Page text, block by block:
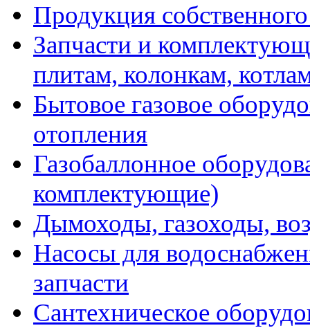
Продукция
Запчасти и
плитам, колонкам,
Бытовое газовое
отопления
Газобаллонное
комплектующие)
Дымоходы, газоходы,
Насосы для
запчасти
Сантехническое